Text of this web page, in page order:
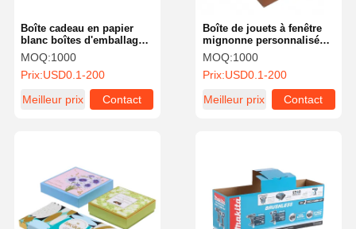
Boîte de jouets à fenêtre
mignonne personnalisée
Boîte d'emballage de
jouets portable et
imprimable
MOQ:1000
Prix:USD0.1-200
Meilleur prix
Contact
Boîte cadeau en papier
blanc boîtes d'emballage
pliantes pour crème
faciale émulsion d'eau
d'essence
MOQ:1000
Prix:USD0.1-200
Meilleur prix
Contact